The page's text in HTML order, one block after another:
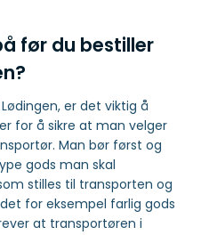
før du bestiller
er det viktig å
for å sikre at man velger
Man bør først og
gods man skal
stilles til transporten og
for eksempel farlig gods
at transportøren i